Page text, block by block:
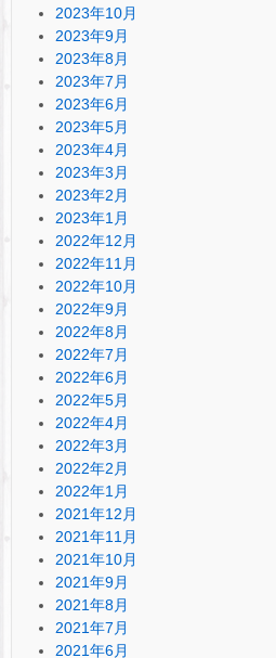
2023年10月
2023年9月
2023年8月
2023年7月
2023年6月
2023年5月
2023年4月
2023年3月
2023年2月
2023年1月
2022年12月
2022年11月
2022年10月
2022年9月
2022年8月
2022年7月
2022年6月
2022年5月
2022年4月
2022年3月
2022年2月
2022年1月
2021年12月
2021年11月
2021年10月
2021年9月
2021年8月
2021年7月
2021年6月